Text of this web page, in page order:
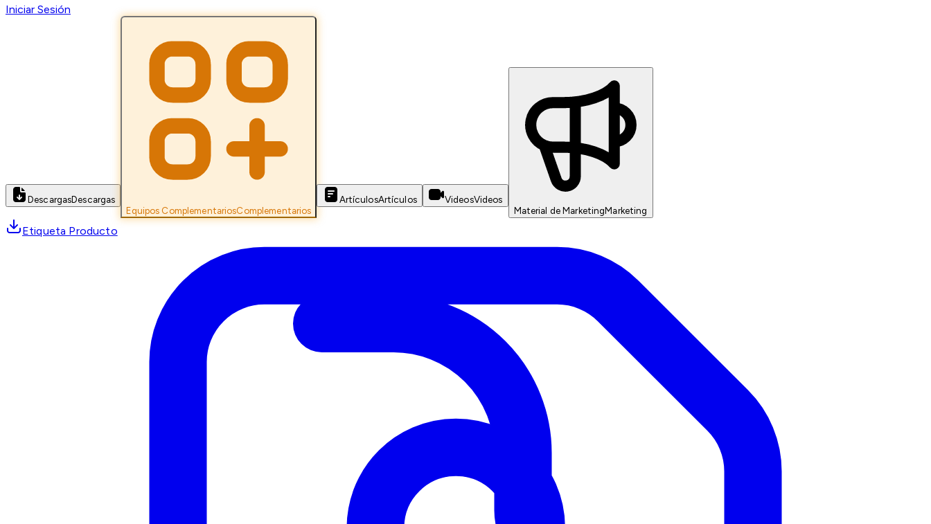
Iniciar Sesión
DescargasDescargas
Equipos ComplementariosComplementarios
ArtículosArtículos VideosVideos
Material de MarketingMarketing
Etiqueta Producto